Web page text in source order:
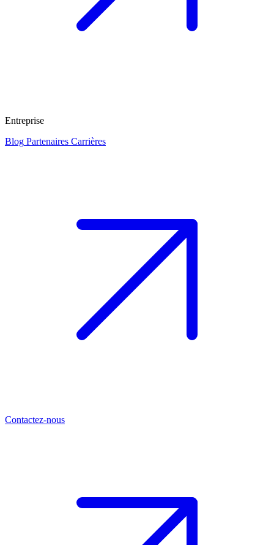
Entreprise
Blog Partenaires Carrières
Contactez-nous